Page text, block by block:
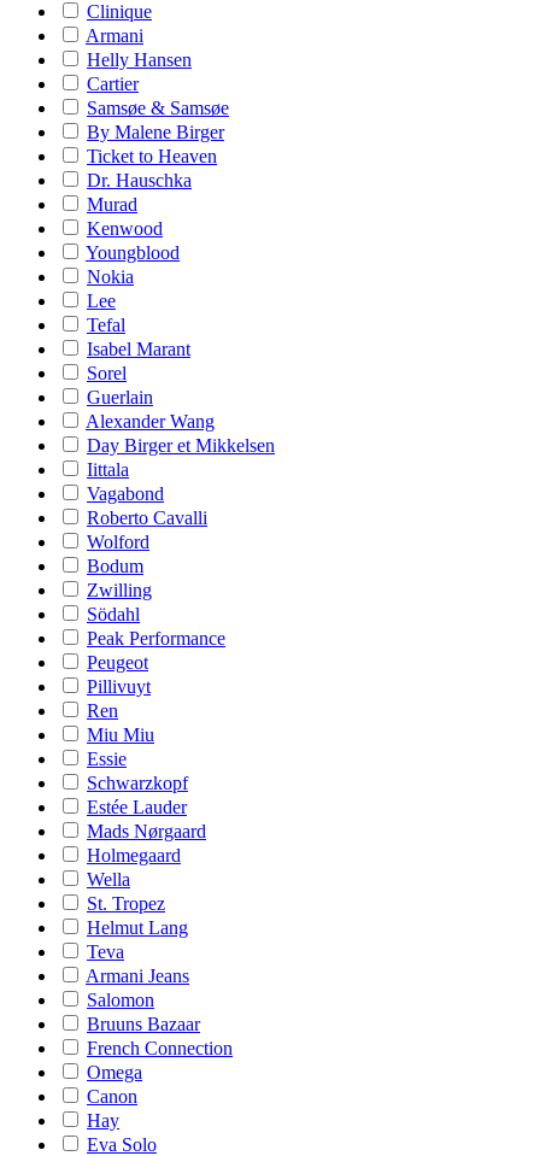
Clinique
Armani
Helly Hansen
Cartier
Samsøe & Samsøe
By Malene Birger
Ticket to Heaven
Dr. Hauschka
Murad
Kenwood
Youngblood
Nokia
Lee
Tefal
Isabel Marant
Sorel
Guerlain
Alexander Wang
Day Birger et Mikkelsen
Iittala
Vagabond
Roberto Cavalli
Wolford
Bodum
Zwilling
Södahl
Peak Performance
Peugeot
Pillivuyt
Ren
Miu Miu
Essie
Schwarzkopf
Estée Lauder
Mads Nørgaard
Holmegaard
Wella
St. Tropez
Helmut Lang
Teva
Armani Jeans
Salomon
Bruuns Bazaar
French Connection
Omega
Canon
Hay
Eva Solo